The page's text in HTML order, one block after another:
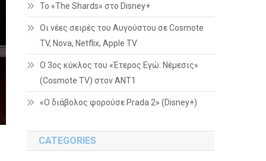
To «The Shards» στο Disney+
Οι νέες σειρές του Αυγούστου σε Cosmote
TV, Nova, Netflix, Apple TV
Ο 3ος κύκλος του «Έτερος Εγώ: Νέμεσις»
(Cosmote TV) στον ΑΝΤ1
«Ο διάβολος φορούσε Prada 2» (Disney+)
CATEGORIES